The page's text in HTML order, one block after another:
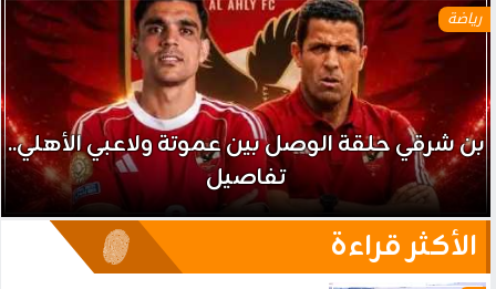
رياضة
بن شرقي حلقة الوصل بين عموتة ولاعبي الأهلي..
تفاصيل
الأكثر قراءة